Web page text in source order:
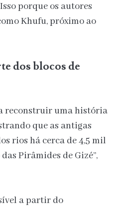
porque os autores
Khufu, próximo ao
dos blocos de
reconstruir uma história
que as antigas
rios há cerca de 4,5 mil
Pirâmides de Gizé”,
a partir do